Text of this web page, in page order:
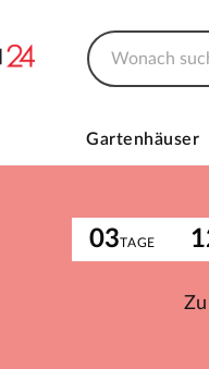
Gartenhäuser
03TAGE